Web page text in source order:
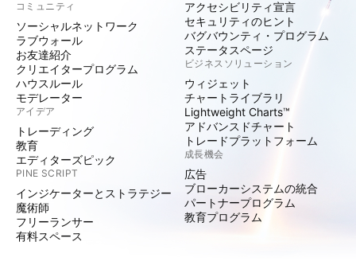
コミュニティ
ソーシャルネットワーク
ラブウォール
お友達紹介
クリエイタープログラム
ハウスルール
モデレーター
アイデア
トレーディング
教育
エディターズピック
PINE SCRIPT
インジケーターとストラテジー
魔術師
フリーランサー
有料スペース
アクセシビリティ宣言
セキュリティのヒント
バグバウンティ・プログラム
ステータスページ
ビジネスソリューション
ウィジェット
チャートライブラリ
Lightweight Charts™
アドバンスドチャート
トレードプラットフォーム
成長機会
広告
ブローカーシステムの統合
パートナープログラム
教育プログラム